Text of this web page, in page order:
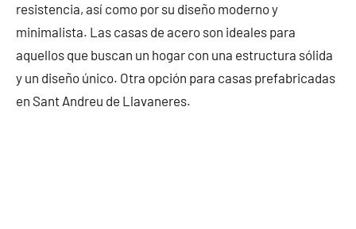
resistencia, así como por su diseño moderno y
minimalista. Las casas de acero son ideales para
aquellos que buscan un hogar con una estructura sólida
y un diseño único. Otra opción para casas prefabricadas
en Sant Andreu de Llavaneres.